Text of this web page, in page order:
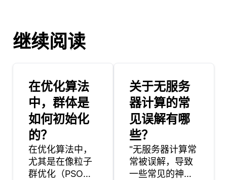
继续阅读
在优化算法
中，群体是
如何初始化
的？
在优化算法中，
尤其是在像粒子
群优化（PSO）
关于无服务
器计算的常
见误解有哪
些？
"无服务器计算常
常被误解，导致
一些常见的神话